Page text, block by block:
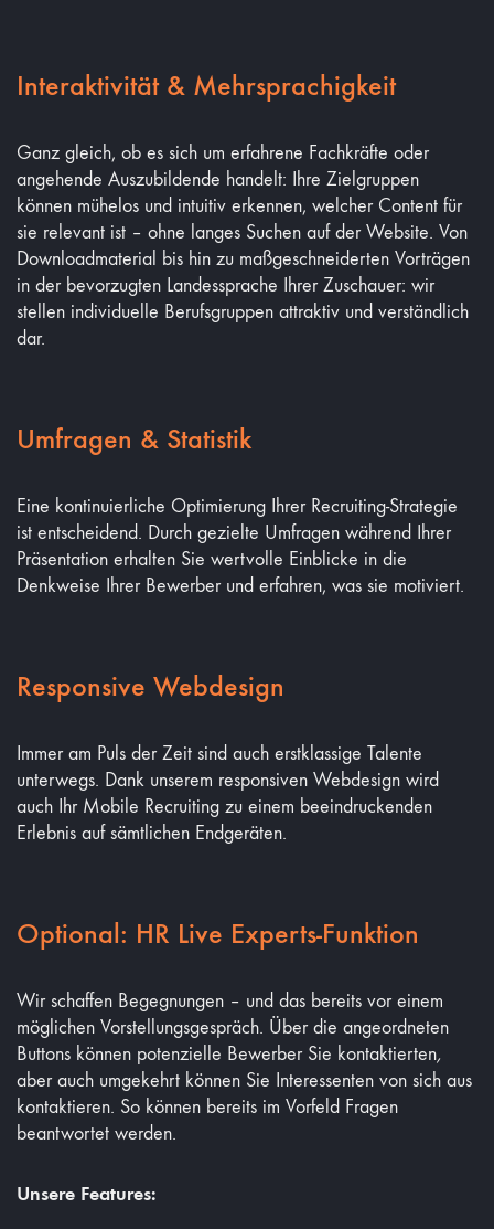
Interaktivität & Mehrsprachigkeit
Ganz gleich, ob es sich um erfahrene Fachkräfte oder
angehende Auszubildende handelt: Ihre Zielgruppen
können mühelos und intuitiv erkennen, welcher Content für
sie relevant ist – ohne langes Suchen auf der Website. Von
Downloadmaterial bis hin zu maßgeschneiderten Vorträgen
in der bevorzugten Landessprache Ihrer Zuschauer: wir
stellen individuelle Berufsgruppen attraktiv und verständlich
dar.
Umfragen & Statistik
Eine kontinuierliche Optimierung Ihrer Recruiting-Strategie
ist entscheidend. Durch gezielte Umfragen während Ihrer
Präsentation erhalten Sie wertvolle Einblicke in die
Denkweise Ihrer Bewerber und erfahren, was sie motiviert.
Responsive Webdesign
Immer am Puls der Zeit sind auch erstklassige Talente
unterwegs. Dank unserem responsiven Webdesign wird
auch Ihr Mobile Recruiting zu einem beeindruckenden
Erlebnis auf sämtlichen Endgeräten.
Optional: HR Live Experts-Funktion
Wir schaffen Begegnungen – und das bereits vor einem
möglichen Vorstellungsgespräch. Über die angeordneten
Buttons können potenzielle Bewerber Sie kontaktierten,
aber auch umgekehrt können Sie Interessenten von sich aus
kontaktieren. So können bereits im Vorfeld Fragen
beantwortet werden.
Unsere Features: